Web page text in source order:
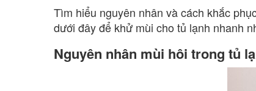
Tìm hiểu nguyên nhân và cách khắc
dưới đây để khử mùi cho tủ lạnh nhanh
Nguyên nhân mùi hôi trong tủ